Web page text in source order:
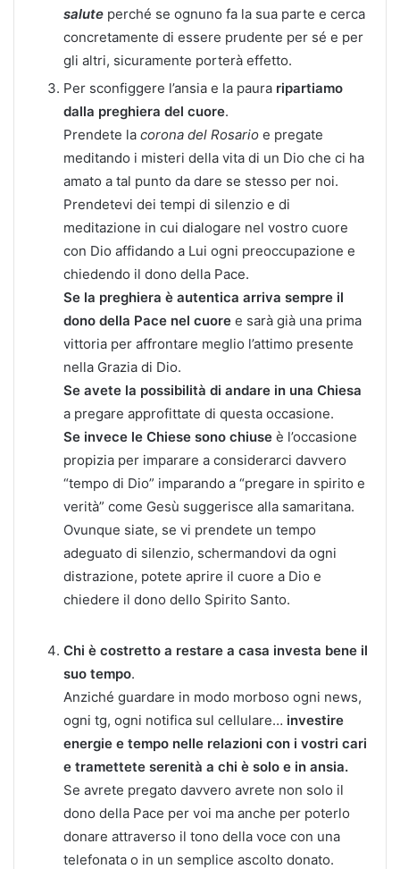
salute perché se ognuno fa la sua parte e cerca
concretamente di essere prudente per sé e per
gli altri, sicuramente porterà effetto.
Per sconfiggere l’ansia e la paura ripartiamo
dalla preghiera del cuore.
Prendete la corona del Rosario e pregate
meditando i misteri della vita di un Dio che ci ha
amato a tal punto da dare se stesso per noi.
Prendetevi dei tempi di silenzio e di
meditazione in cui dialogare nel vostro cuore
con Dio affidando a Lui ogni preoccupazione e
chiedendo il dono della Pace.
Se la preghiera è autentica arriva sempre il
dono della Pace nel cuore e sarà già una prima
vittoria per affrontare meglio l’attimo presente
nella Grazia di Dio.
Se avete la possibilità di andare in una Chiesa
a pregare approfittate di questa occasione.
Se invece le Chiese sono chiuse è l’occasione
propizia per imparare a considerarci davvero
“tempo di Dio” imparando a “pregare in spirito e
verità” come Gesù suggerisce alla samaritana.
Ovunque siate, se vi prendete un tempo
adeguato di silenzio, schermandovi da ogni
distrazione, potete aprire il cuore a Dio e
chiedere il dono dello Spirito Santo.
Chi è costretto a restare a casa investa bene il
suo tempo.
Anziché guardare in modo morboso ogni news,
ogni tg, ogni notifica sul cellulare… investire
energie e tempo nelle relazioni con i vostri cari
e tramettete serenità a chi è solo e in ansia.
Se avrete pregato davvero avrete non solo il
dono della Pace per voi ma anche per poterlo
donare attraverso il tono della voce con una
telefonata o in un semplice ascolto donato.